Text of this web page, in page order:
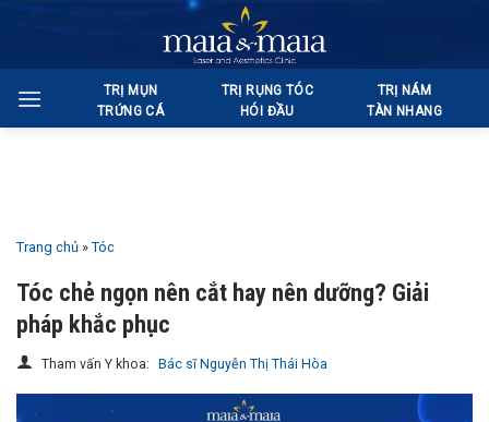
nội
dung
TRỊ MỤN
TRỨNG CÁ
TRỊ RỤNG TÓC
HÓI ĐẦU
TRỊ NÁM
TÀN NHANG
Trang chủ » Tóc
Tóc chẻ ngọn nên cắt hay nên dưỡng? Giải
pháp khắc phục
Tham vấn Y khoa: Bác sĩ Nguyễn Thị Thái Hòa